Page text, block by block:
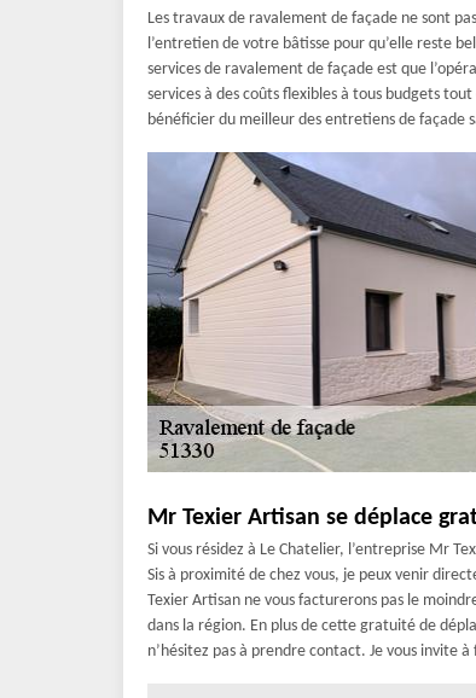
Les travaux de ravalement de façade ne sont
l’entretien de votre bâtisse pour qu’elle reste
services de ravalement de façade est que
services à des coûts flexibles à tous budgets
bénéficier du meilleur des entretiens de façade
Mr Texier Artisan se déplace
Si vous résidez à Le Chatelier, l’entreprise Mr
Sis à proximité de chez vous, je peux venir
Texier Artisan ne vous facturerons pas le
dans la région. En plus de cette gratuité de
n’hésitez pas à prendre contact. Je vous invite